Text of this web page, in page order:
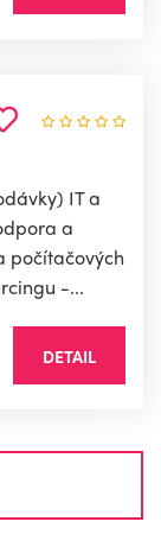
IT a
a
počítačových
-...
DETAIL